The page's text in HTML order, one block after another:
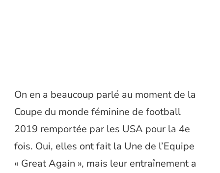
On en a beaucoup parlé au moment de la
Coupe du monde féminine de football
2019 remportée par les USA pour la 4e
fois. Oui, elles ont fait la Une de l’Equipe
« Great Again », mais leur entraînement a